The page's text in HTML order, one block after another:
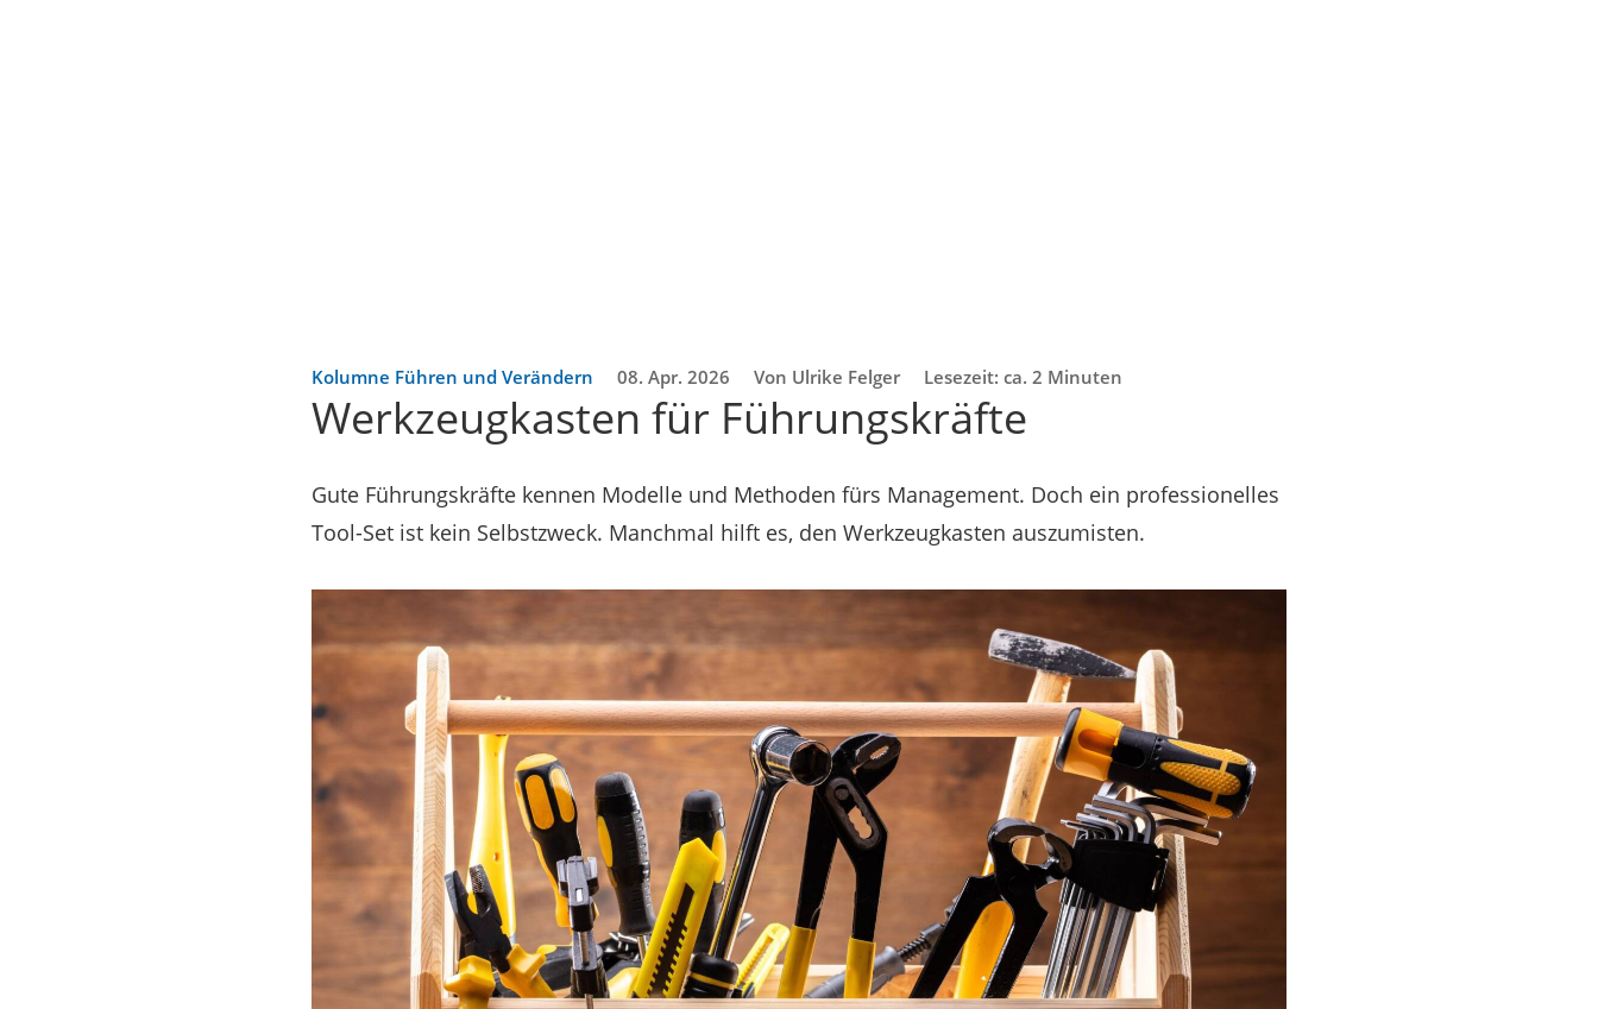
Kolumne Führen und Verändern 08. Apr. 2026 Von Ulrike Felger Lesezeit: ca. 2 Minuten
Werkzeugkasten für Führungskräfte
Gute Führungskräfte kennen Modelle und Methoden fürs Management. Doch ein professionelles
Tool-Set ist kein Selbstzweck. Manchmal hilft es, den Werkzeugkasten auszumisten.